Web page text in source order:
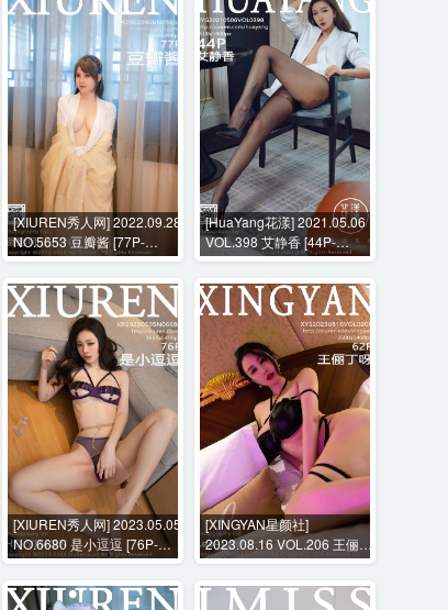
[XIUREN秀人网] 2022.09.28
NO.5653 豆瓣酱 [77P-
660MB]
[HuaYang花漾] 2021.05.06
VOL.398 艾静香 [44P-
490MB]
[XIUREN秀人网] 2023.05.05
NO.6680 是小逗逗 [76P-
810MB]
[XINGYAN星颜社]
2023.08.16 VOL.206 王俪丁
呀 [62P-594MB]